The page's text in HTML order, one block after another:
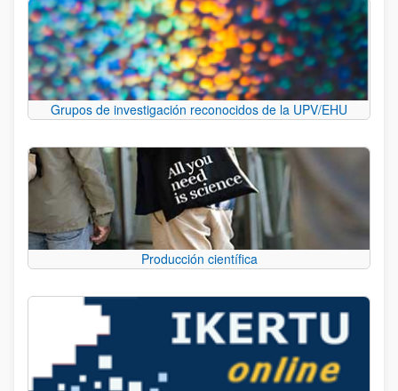
Grupos de investigación reconocidos de la UPV/EHU
Producción científica